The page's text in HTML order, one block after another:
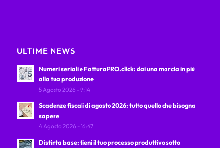
ULTIME NEWS
Numeri seriali e FatturaPRO.click: dai una marcia in più
alla tua produzione
5 Agosto 2026 - 9:14
Scadenze fiscali di agosto 2026: tutto quello che bisogna
sapere
4 Agosto 2026 - 16:47
Distinta base: tieni il tuo processo produttivo sotto